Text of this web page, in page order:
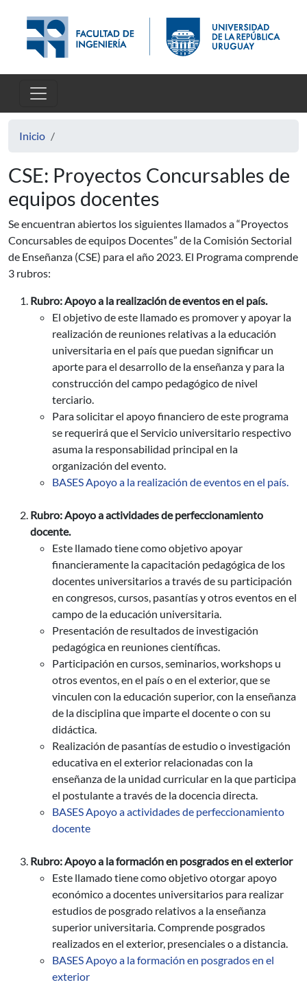
Inicio
CSE: Proyectos Concursables de
equipos docentes
Se encuentran abiertos los siguientes llamados a “Proyectos
Concursables de equipos Docentes” de la Comisión Sectorial
de Enseñanza (CSE) para el año 2023. El Programa comprende
3 rubros:
Rubro: Apoyo a la realización de eventos en el país.
El objetivo de este llamado es promover y apoyar la
realización de reuniones relativas a la educación
universitaria en el país que puedan significar un
aporte para el desarrollo de la enseñanza y para la
construcción del campo pedagógico de nivel
terciario.
Para solicitar el apoyo financiero de este programa
se requerirá que el Servicio universitario respectivo
asuma la responsabilidad principal en la
organización del evento.
BASES Apoyo a la realización de eventos en el país.
Rubro: Apoyo a actividades de perfeccionamiento
docente.
Este llamado tiene como objetivo apoyar
financieramente la capacitación pedagógica de los
docentes universitarios a través de su participación
en congresos, cursos, pasantías y otros eventos en el
campo de la educación universitaria.
Presentación de resultados de investigación
pedagógica en reuniones científicas.
Participación en cursos, seminarios, workshops u
otros eventos, en el país o en el exterior, que se
vinculen con la educación superior, con la enseñanza
de la disciplina que imparte el docente o con su
didáctica.
Realización de pasantías de estudio o investigación
educativa en el exterior relacionadas con la
enseñanza de la unidad curricular en la que participa
el postulante a través de la docencia directa.
BASES Apoyo a actividades de perfeccionamiento
docente
Rubro: Apoyo a la formación en posgrados en el exterior
Este llamado tiene como objetivo otorgar apoyo
económico a docentes universitarios para realizar
estudios de posgrado relativos a la enseñanza
superior universitaria. Comprende posgrados
realizados en el exterior, presenciales o a distancia.
BASES Apoyo a la formación en posgrados en el
exterior